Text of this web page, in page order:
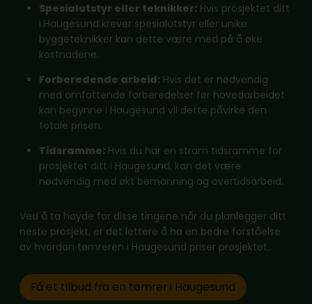
Spesialutstyr eller teknikker: Hvis prosjektet ditt
i Haugesund krever spesialutstyr eller unike
byggeteknikker kan dette være med på å øke
kostnadene.
Forberedende arbeid: Hvis det er nødvendig
med omfattende forberedelser før hovedarbeidet
kan begynne i Haugesund vil dette påvirke den
totale prisen.
Tidsramme: Hvis du har en stram tidsramme for
prosjektet ditt i Haugesund, kan det være
nødvendig med økt bemanning og overtidsarbeid.
Ved å ta høyde for disse tingene når du planlegger ditt
neste prosjekt, er det lettere å ha en bedre forståelse
av hvordan tømreren i Haugesund priser prosjektet..
Få et tilbud fra en tømrer i Haugesund